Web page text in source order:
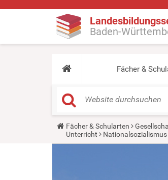
Baden-
Fächer &
Y
u
Fächer & Schularten
Unterricht